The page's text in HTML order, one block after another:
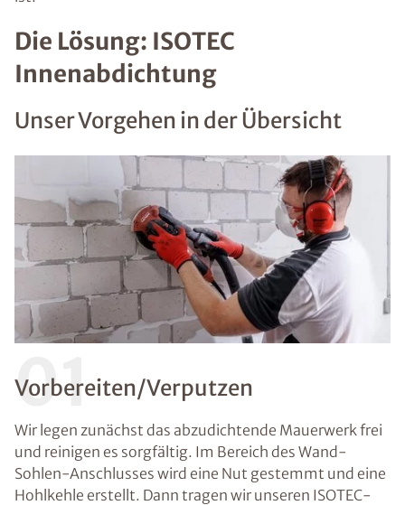
Die Lösung: ISOTEC
Innenabdichtung
Unser Vorgehen in der Übersicht
01
Vorbereiten/Verputzen
Wir legen zunächst das abzudichtende Mauerwerk frei
und reinigen es sorgfältig. Im Bereich des Wand-
Sohlen-Anschlusses wird eine Nut gestemmt und eine
Hohlkehle erstellt. Dann tragen wir unseren ISOTEC-